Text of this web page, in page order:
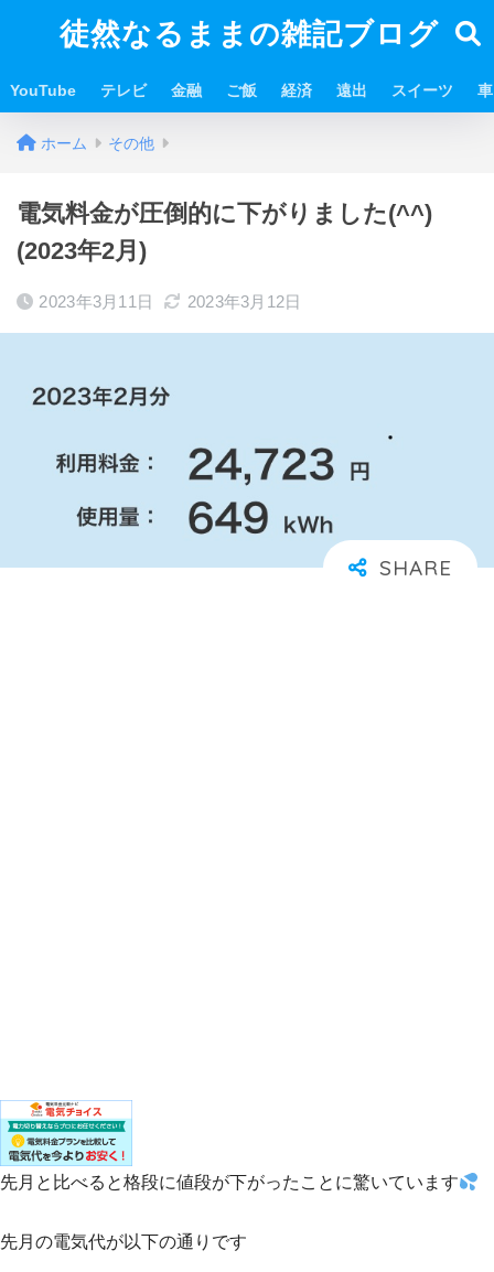
徒然なるままの雑記ブログ
YouTube テレビ 金融 ご飯 経済 遠出 スイーツ 車
ホーム その他
電気料金が圧倒的に下がりました(^^)
(2023年2月)
2023年3月11日 2023年3月12日
先月と比べると格段に値段が下がったことに驚いています
先月の電気代が以下の通りです